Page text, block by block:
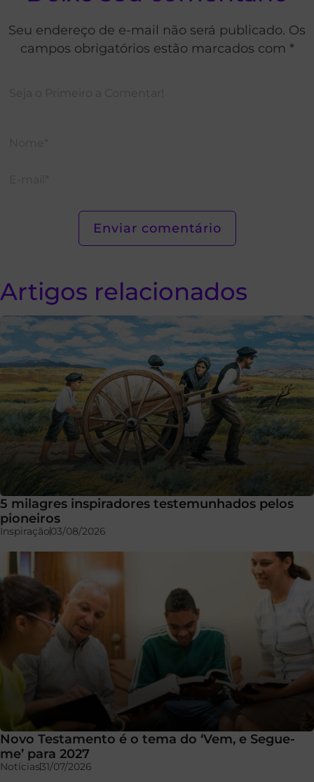
Seu endereço de e-mail não será publicado. Os
campos obrigatórios estão marcados com *
Artigos relacionados
5 milagres inspiradores testemunhados pelos
pioneiros
Inspiração03/08/2026
Novo Testamento é o tema do ‘Vem, e Segue-
me’ para 2027
Notícias31/07/2026